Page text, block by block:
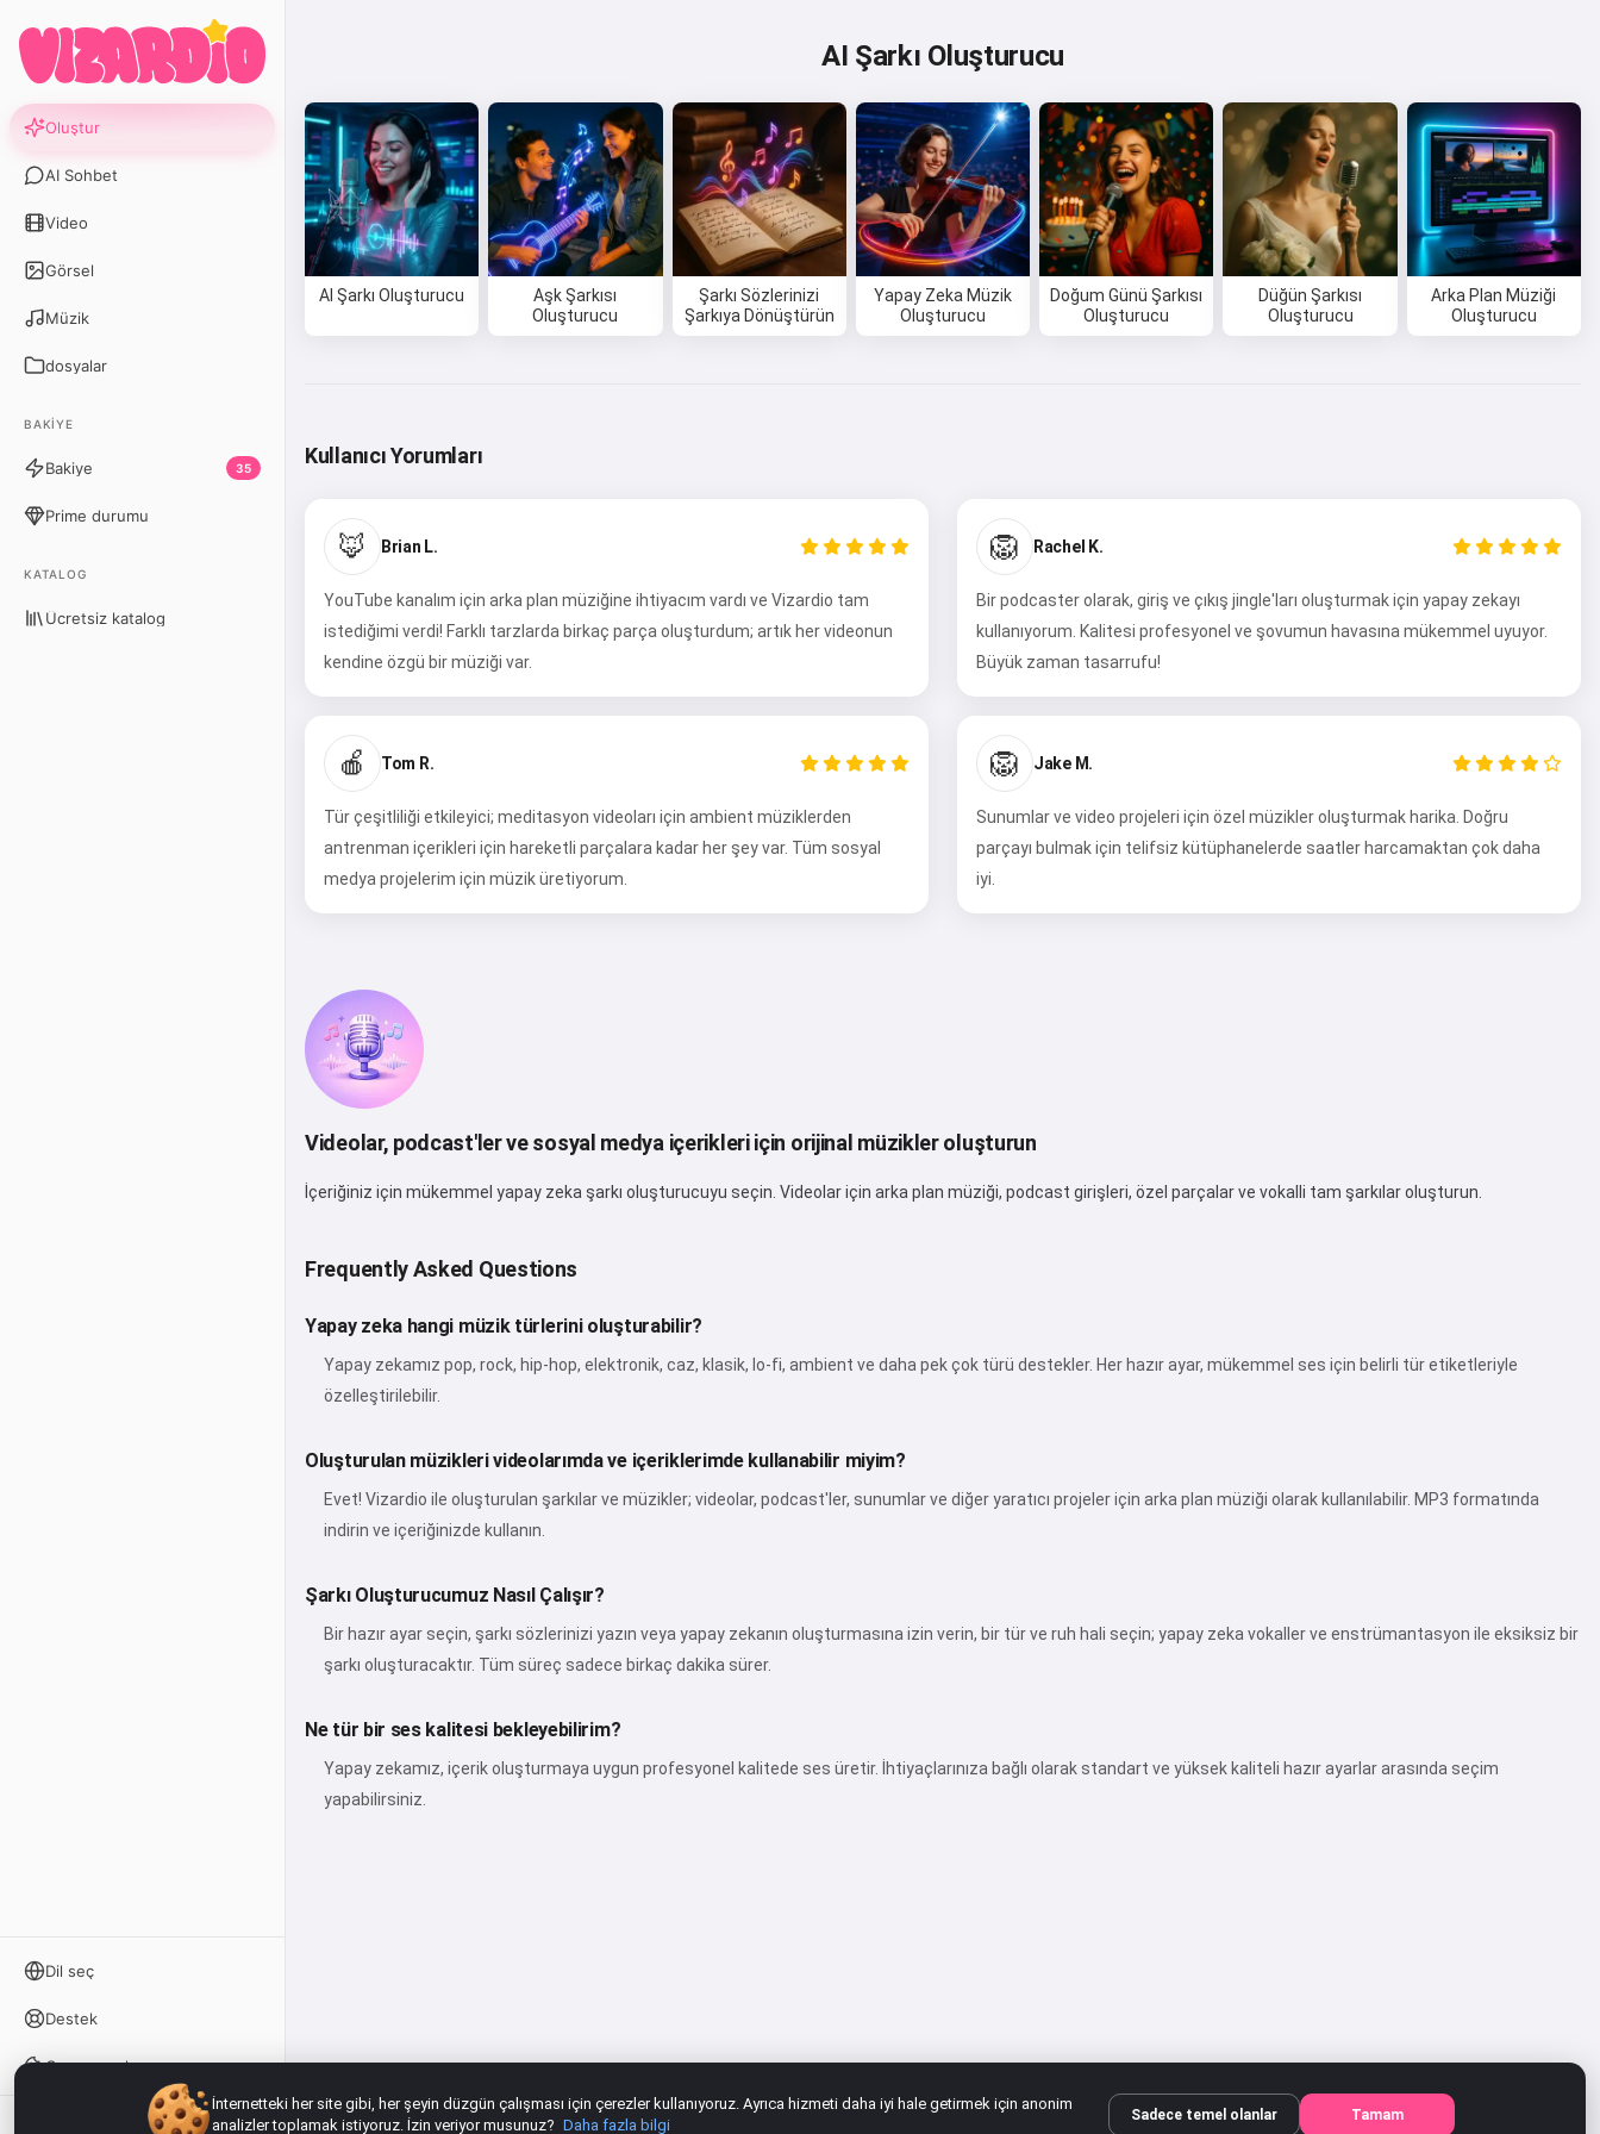
Oluştur
AI Sohbet
Video
Görsel
Müzik
dosyalar
BAKIYE
Bakiye 35
Prime durumu
KATALOG
Ücretsiz katalog
Dil seç
Destek
Çerez ayarları
AI Şarkı Oluşturucu
AI Şarkı Oluşturucu
Aşk Şarkısı
Oluşturucu
Şarkı Sözlerinizi
Şarkıya Dönüştürün
Yapay Zeka Müzik
Oluşturucu
Doğum Günü Şarkısı
Oluşturucu
Düğün Şarkısı
Oluşturucu
Arka Plan Müziği
Oluşturucu
Kullanıcı Yorumları
🦊 Brian L.
YouTube kanalım için arka plan müziğine ihtiyacım vardı ve Vizardio tam
istediğimi verdi! Farklı tarzlarda birkaç parça oluşturdum; artık her videonun
kendine özgü bir müziği var.
🦁 Rachel K.
Bir podcaster olarak, giriş ve çıkış jingle'ları oluşturmak için yapay zekayı
kullanıyorum. Kalitesi profesyonel ve şovumun havasına mükemmel uyuyor.
Büyük zaman tasarrufu!
🍎 Tom R.
Tür çeşitliliği etkileyici; meditasyon videoları için ambient müziklerden
antrenman içerikleri için hareketli parçalara kadar her şey var. Tüm sosyal
medya projelerim için müzik üretiyorum.
🦁 Jake M.
Sunumlar ve video projeleri için özel müzikler oluşturmak harika. Doğru
parçayı bulmak için telifsiz kütüphanelerde saatler harcamaktan çok daha
iyi.
Videolar, podcast'ler ve sosyal medya içerikleri için orijinal müzikler oluşturun
İçeriğiniz için mükemmel yapay zeka şarkı oluşturucuyu seçin. Videolar için arka plan müziği, podcast girişleri, özel parçalar ve vokalli tam şarkılar oluşturun.
Frequently Asked Questions
Yapay zeka hangi müzik türlerini oluşturabilir?
Yapay zekamız pop, rock, hip-hop, elektronik, caz, klasik, lo-fi, ambient ve daha pek çok türü destekler. Her hazır ayar, mükemmel ses için belirli tür etiketleriyle
özelleştirilebilir.
Oluşturulan müzikleri videolarımda ve içeriklerimde kullanabilir miyim?
Evet! Vizardio ile oluşturulan şarkılar ve müzikler; videolar, podcast'ler, sunumlar ve diğer yaratıcı projeler için arka plan müziği olarak kullanılabilir. MP3 formatında
indirin ve içeriğinizde kullanın.
Şarkı Oluşturucumuz Nasıl Çalışır?
Bir hazır ayar seçin, şarkı sözlerinizi yazın veya yapay zekanın oluşturmasına izin verin, bir tür ve ruh hali seçin; yapay zeka vokaller ve enstrümantasyon ile eksiksiz bir
şarkı oluşturacaktır. Tüm süreç sadece birkaç dakika sürer.
Ne tür bir ses kalitesi bekleyebilirim?
Yapay zekamız, içerik oluşturmaya uygun profesyonel kalitede ses üretir. İhtiyaçlarınıza bağlı olarak standart ve yüksek kaliteli hazır ayarlar arasında seçim
yapabilirsiniz.
tebrikler yazabilirim 🥰
Gizlilik Politikası,
İnternetteki her site gibi, her şeyin düzgün çalışması için çerezler kullanıyoruz. Ayrıca hizmeti daha iyi hale getirmek için anonim
analizler toplamak istiyoruz. İzin veriyor musunuz? Daha fazla bilgi
Sadece temel olanlar Tamam